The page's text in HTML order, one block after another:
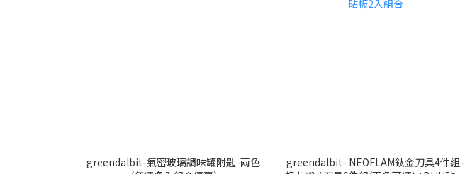
greendalbit-氣密玻璃調味罐附匙-兩色
greendalbit- NEOFLAM鈦金刀具4件組-